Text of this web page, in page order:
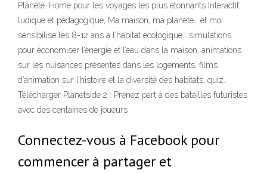
Planète. Home pour les voyages les plus étonnants Interactif,
ludique et pédagogique, Ma maison, ma planète… et moi
sensibilise les 8-12 ans à l’habitat écologique : simulations
pour économiser l’énergie et l’eau dans la maison, animations
sur les nuisances présentes dans les logements, films
d’animation sur l’histoire et la diversité des habitats, quiz.
Télécharger Planetside 2 : Prenez part à des batailles futuristes
avec des centaines de joueurs
Connectez-vous à Facebook pour
commencer à partager et